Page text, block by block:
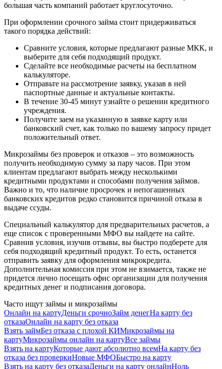
большая часть компаний работает круглосуточно.
При оформлении срочного займа стоит придерживаться
такого порядка действий:
Сравните условия, которые предлагают разные МКК, и
выберите для себя подходящий продукт.
Сделайте все необходимые расчеты на бесплатном
калькуляторе.
Отправьте на рассмотрение заявку, указав в ней
паспортные данные и актуальные контакты.
В течение 30-45 минут узнайте о решении кредитного
учреждения.
Получите заем на указанную в заявке карту или
банковский счет, как только по вашему запросу придет
положительный ответ.
Микрозаймы без проверок и отказов – это возможность
получить необходимую сумму за пару часов. При этом
клиентам предлагают выбрать между несколькими
кредитными продуктами и способами получения займов.
Важно и то, что наличие просрочек и непогашенных
банковских кредитов редко становится причиной отказа в
выдаче ссуды.
Специальный калькулятор для предварительных расчетов, а
еще список с проверенными МФО вы найдете на сайте.
Сравнив условия, изучив отзывы, вы быстро подберете для
себя подходящий кредитный продукт. То есть, останется
отправить заявку для оформления микрокредита.
Дополнительная комиссия при этом не взимается, также не
придется лично посещать офис организации для получения
кредитных денег и подписания договора.
Часто ищут займы и микрозаймы
Онлайн на картуДеньги срочноЗайм денегНа карту без
отказаОнлайн на карту без отказа
Взять займБез отказа с плохой КИМикрозаймы на
картуМикрозаймы онлайн на картуВсе займы
Взять на картуКоторые дают абсолютно всемНа карту без
отказа без проверкиНовые МФОБыстро на карту
Взять на карту без отказаДеньги на карту онлайнНоль